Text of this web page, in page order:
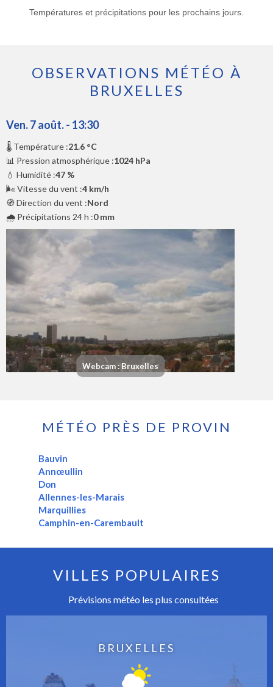
Températures et précipitations pour les prochains jours.
OBSERVATIONS MÉTÉO À
BRUXELLES
Ven. 7 août. - 13:30
🌡️ Température :21.6 °C
📊 Pression atmosphérique :1024 hPa
💧 Humidité :47 %
🌬️ Vitesse du vent :4 km/h
🧭 Direction du vent :Nord
🌧️ Précipitations 24 h :0 mm
Webcam : Bruxelles
MÉTÉO PRÈS DE PROVIN
Bauvin
Annœullin
Don
Allennes-les-Marais
Marquillies
Camphin-en-Carembault
VILLES POPULAIRES
Prévisions météo les plus consultées
BRUXELLES